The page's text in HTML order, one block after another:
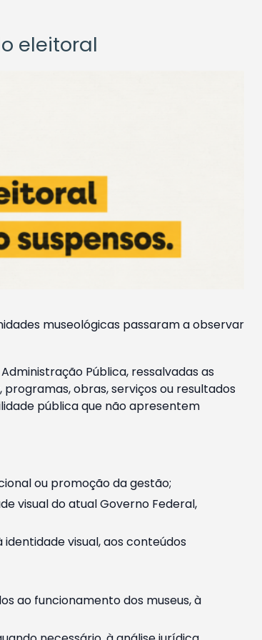
eleitoral
museológicas passaram a observar
Pública, ressalvadas as
obras, serviços ou resultados
pública que não apresentem
ou promoção da gestão;
visual do atual Governo Federal,
visual, aos conteúdos
ao funcionamento dos museus, à